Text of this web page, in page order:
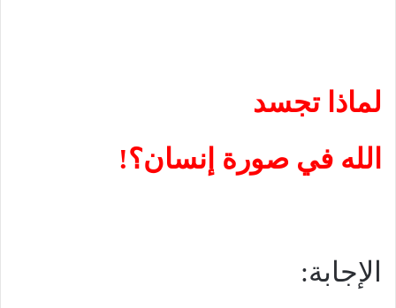
لماذا تجسد
الله في صورة إنسان؟!
الإجابة: